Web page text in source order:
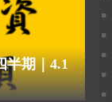
半期｜4.1